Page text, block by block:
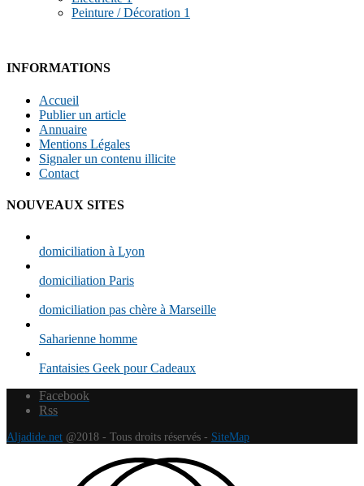
Peinture / Décoration 1
INFORMATIONS
Accueil
Publier un article
Annuaire
Mentions Légales
Signaler un contenu illicite
Contact
NOUVEAUX SITES
domiciliation à Lyon
domiciliation Paris
domiciliation pas chère à Marseille
Saharienne homme
Fantaisies Geek pour Cadeaux
Facebook
Rss
Aljadide.net @2018 - Tous droits réservés - SiteMap